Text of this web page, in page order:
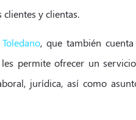
y clientas.
, que también
permite ofrecer un
jurídica, así como